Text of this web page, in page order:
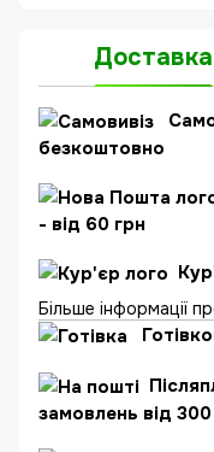
Доставка
безкоштовно
- від 60 грн
Більше інформації
замовлень від 300